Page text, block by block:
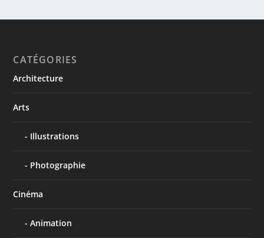
CATÉGORIES
Architecture
Arts
Illustrations
Photographie
Cinéma
Animation